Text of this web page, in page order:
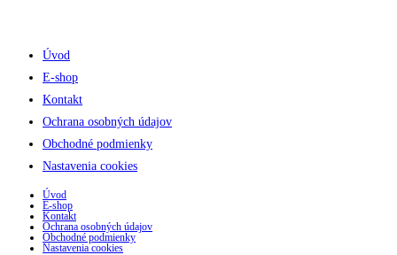
Úvod
E-shop
Kontakt
Ochrana osobných údajov
Obchodné podmienky
Nastavenia cookies
Úvod
E-shop
Kontakt
Ochrana osobných údajov
Obchodné podmienky
Nastavenia cookies